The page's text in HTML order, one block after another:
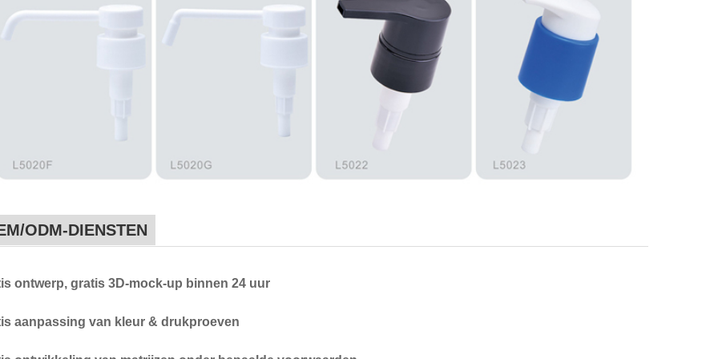
ODM-DIENSTEN
ontwerp, gratis 3D-mock-up binnen 24 uur
aanpassing van kleur & drukproeven